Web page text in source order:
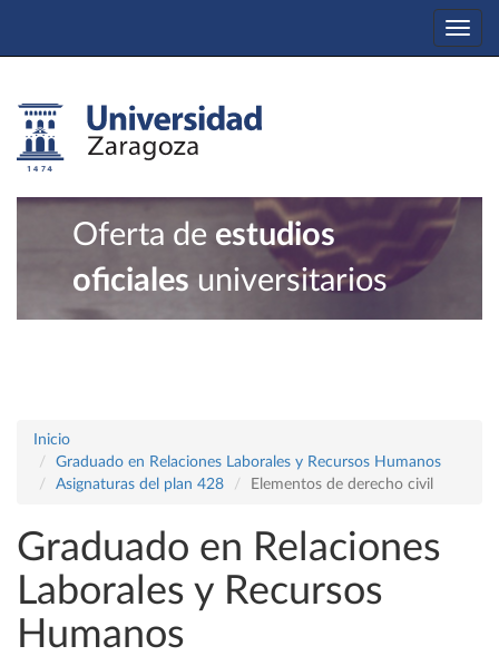
Oferta de estudios
oficiales universitarios
Inicio
Graduado en Relaciones Laborales y Recursos Humanos
Asignaturas del plan 428
Elementos de derecho civil
Graduado en Relaciones
Laborales y Recursos
Humanos